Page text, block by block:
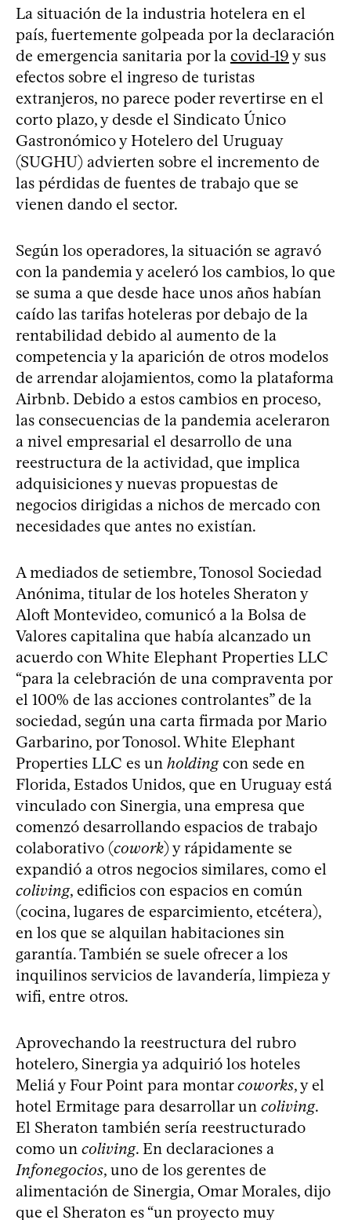
La situación de la industria hotelera en el
país, fuertemente golpeada por la declaración
de emergencia sanitaria por la covid-19 y sus
efectos sobre el ingreso de turistas
extranjeros, no parece poder revertirse en el
corto plazo, y desde el Sindicato Único
Gastronómico y Hotelero del Uruguay
(SUGHU) advierten sobre el incremento de
las pérdidas de fuentes de trabajo que se
vienen dando el sector.
Según los operadores, la situación se agravó
con la pandemia y aceleró los cambios, lo que
se suma a que desde hace unos años habían
caído las tarifas hoteleras por debajo de la
rentabilidad debido al aumento de la
competencia y la aparición de otros modelos
de arrendar alojamientos, como la plataforma
Airbnb. Debido a estos cambios en proceso,
las consecuencias de la pandemia aceleraron
a nivel empresarial el desarrollo de una
reestructura de la actividad, que implica
adquisiciones y nuevas propuestas de
negocios dirigidas a nichos de mercado con
necesidades que antes no existían.
A mediados de setiembre, Tonosol Sociedad
Anónima, titular de los hoteles Sheraton y
Aloft Montevideo, comunicó a la Bolsa de
Valores capitalina que había alcanzado un
acuerdo con White Elephant Properties LLC
“para la celebración de una compraventa por
el 100% de las acciones controlantes” de la
sociedad, según una carta firmada por Mario
Garbarino, por Tonosol. White Elephant
Properties LLC es un holdingcon sede en
Florida, Estados Unidos, que en Uruguay está
vinculado con Sinergia, una empresa que
comenzó desarrollando espacios de trabajo
colaborativo (cowork) y rápidamente se
expandió a otros negocios similares, como el
coliving, edificios con espacios en común
(cocina, lugares de esparcimiento, etcétera),
en los que se alquilan habitaciones sin
garantía. También se suele ofrecer a los
inquilinos servicios de lavandería, limpieza y
wifi, entre otros.
Aprovechando la reestructura del rubro
hotelero, Sinergia ya adquirió los hoteles
Meliá y Four Point para montarcoworks, y el
hotel Ermitage para desarrollar un coliving.
El Sheraton también sería reestructurado
como un coliving. En declaraciones a
Infonegocios, uno de los gerentes de
alimentación de Sinergia, Omar Morales, dijo
que el Sheraton es “un proyecto muy